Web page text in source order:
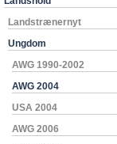
Landstrænernyt
Ungdom
AWG 1990-2002
AWG 2004
USA 2004
AWG 2006